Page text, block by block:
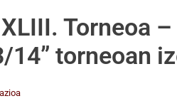
Torneoa
14” torneoan